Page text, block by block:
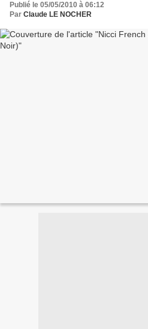
Publié le 05/05/2010 à 06:12
Par Claude LE NOCHER